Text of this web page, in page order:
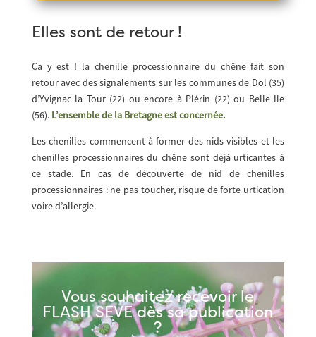
Elles sont de retour !
Ca y est ! la chenille processionnaire du chêne fait son
retour avec des signalements sur les communes de Dol (35)
d’Yvignac la Tour (22) ou encore à Plérin (22) ou Belle Ile
(56). L’ensemble de la Bretagne est concernée.
Les chenilles commencent à former des nids visibles et les
chenilles processionnaires du chêne sont déjà urticantes à
ce stade. En cas de découverte de nid de chenilles
processionnaires : ne pas toucher, risque de forte urtication
voire d’allergie.
Vous souhaitez recevoir le
FLASH SEVE dès sa publication
?